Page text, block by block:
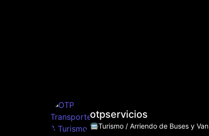
otpservicios
🚍Turismo / Arriendo de Buses y Van